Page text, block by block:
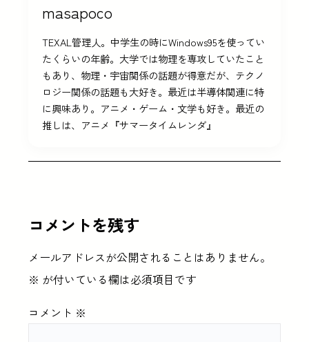
masapoco
TEXAL管理人。中学生の時にWindows95を使ってい
たくらいの年齢。大学では物理を専攻していたこと
もあり、物理・宇宙関係の話題が得意だが、テクノ
ロジー関係の話題も大好き。最近は半導体関連に特
に興味あり。アニメ・ゲーム・文学も好き。最近の
推しは、アニメ『サマータイムレンダ』
コメントを残す
メールアドレスが公開されることはありません。
※ が付いている欄は必須項目です
コメント ※